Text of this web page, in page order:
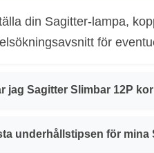
din Sagitter-lampa,
för
jag Sagitter Slimbar 12P
underhållstipsen för mina